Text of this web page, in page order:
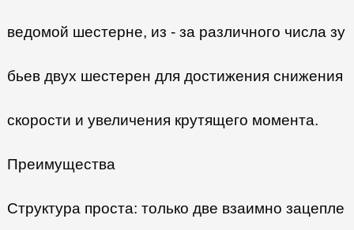
ведомой шестерне, из - за различного числа зу
бьев двух шестерен для достижения снижения
скорости и увеличения крутящего момента.
Преимущества
Структура проста: только две взаимно зацепле